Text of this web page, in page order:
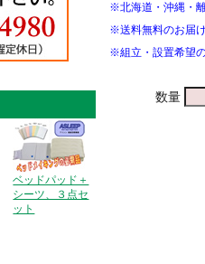
ベッドパッド＋
シーツ、３点セ
ット
※北海道・沖縄・
※送料無料のお届
※組立・設置希望
数量